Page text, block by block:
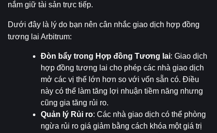
nắm giữ tài sản trực tiếp.
Dưới đây là lý do bạn nên cân nhắc giao dịch hợp đồng
tương lai Arbitrum:
Đòn bẩy trong Hợp đồng Tương lai: Giao dịch
hợp đồng tương lai cho phép các nhà giao dịch
mở các vị thế lớn hơn so với vốn sẵn có. Điều
này có thể làm tăng lợi nhuận tiềm năng nhưng
cũng gia tăng rủi ro.
Quản lý Rủi ro: Các nhà giao dịch có thể phòng
ngừa rủi ro giá giảm bằng cách khóa một giá trị